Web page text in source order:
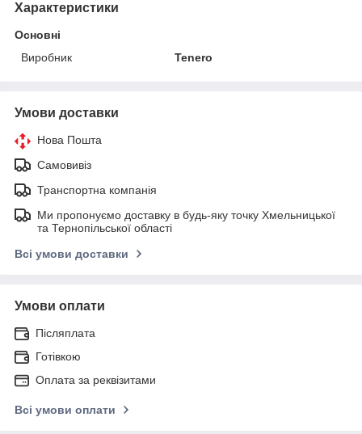
Характеристики
Основні
Виробник
Tenero
Умови доставки
Нова Пошта
Самовивіз
Транспортна компанія
Ми пропонуємо доставку в будь-яку точку Хмельницької
та Тернопільської області
Всі умови доставки
Умови оплати
Післяплата
Готівкою
Оплата за реквізитами
Всі умови оплати